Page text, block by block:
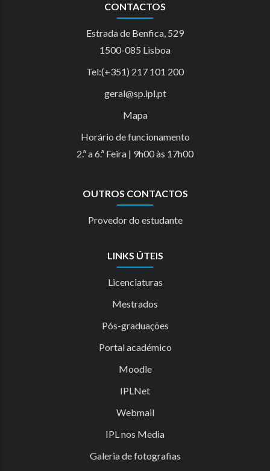
CONTACTOS
Estrada de Benfica, 529
1500-085 Lisboa
Tel:(+351) 217 101 200
geral@sp.ipl.pt
Mapa
Horário de funcionamento
2.ª a 6.ª Feira | 9h00 às 17h00
OUTROS CONTACTOS
Provedor do estudante
LINKS ÚTEIS
Licenciaturas
Mestrados
Pós-graduações
Portal académico
Moodle
IPLNet
Webmail
IPL nos Media
Galeria de fotografias